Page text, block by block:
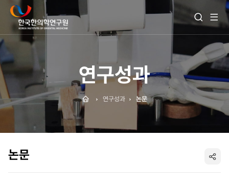
색
열
기
체
보
기
연구성과
논문
Home연구성과 논문